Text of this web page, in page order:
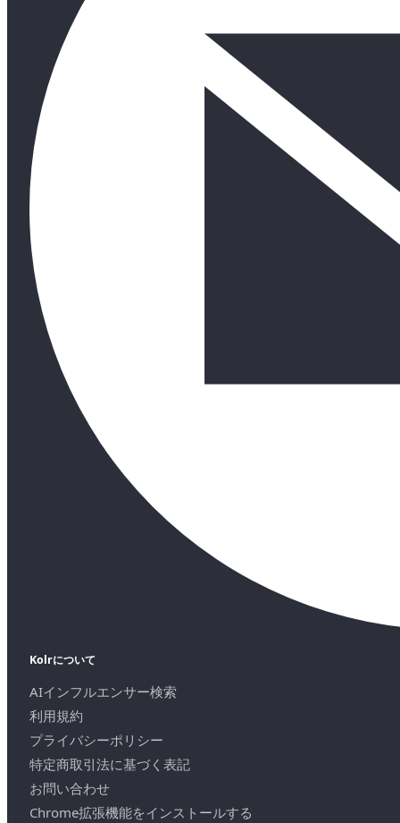
Kolrについて
AIインフルエンサー検索
利用規約
プライバシーポリシー
特定商取引法に基づく表記
お問い合わせ
Chrome拡張機能をインストールする